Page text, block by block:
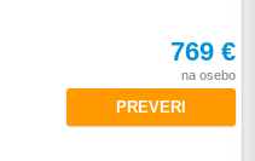
769 €
na osebo
PREVERI